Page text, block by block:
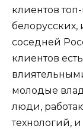
клиентов
белорусских,
соседней
клиентов
молодые
люди,
технологий, и